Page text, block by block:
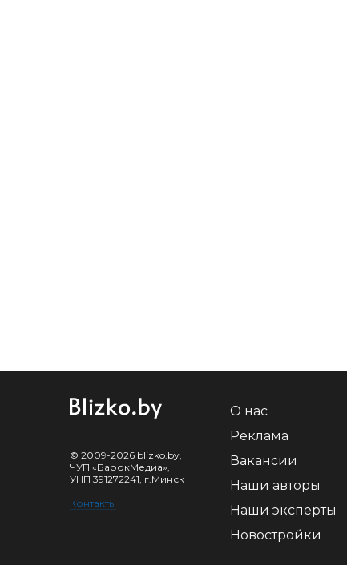
© 2009-2026 blizko.by,
ЧУП «БарокМедиа»,
УНП 391272241, г.Минск
Контакты
О нас
Реклама
Вакансии
Наши авторы
Наши эксперты
Новостройки